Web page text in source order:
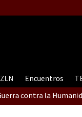
Encuentros
contra la